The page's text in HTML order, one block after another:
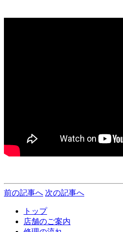
前の記事へ 次の記事へ
トップ
店舗のご案内